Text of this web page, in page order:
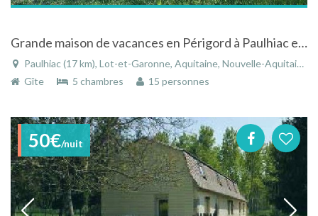
Grande maison de vacances en Périgord à Paulhiac en Aquitaine
Paulhiac (17 km), Lot-et-Garonne, Aquitaine, Nouvelle-Aquitaine, France
Gîte
5 chambres 15 personnes
50€/nuit